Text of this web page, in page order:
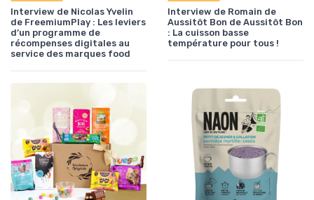
Interview de Nicolas Yvelin
de FreemiumPlay : Les leviers
d’un programme de
récompenses digitales au
service des marques food
Interview de Romain de
Aussitôt Bon de Aussitôt Bon
: La cuisson basse
température pour tous !